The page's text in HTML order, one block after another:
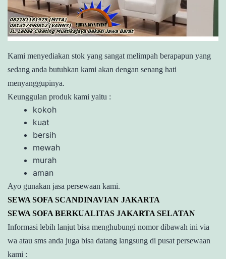
Kami menyediakan stok yang sangat melimpah berapapun yang
sedang anda butuhkan kami akan dengan senang hati
menyanggupinya.
Keunggulan produk kami yaitu :
kokoh
kuat
bersih
mewah
murah
aman
Ayo gunakan jasa persewaan kami.
SEWA SOFA SCANDINAVIAN JAKARTA
SEWA SOFA BERKUALITAS JAKARTA SELATAN
Informasi lebih lanjut bisa menghubungi nomor dibawah ini via
wa atau sms anda juga bisa datang langsung di pusat persewaan
kami :